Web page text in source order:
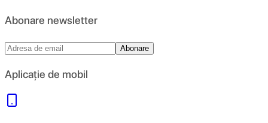
Abonare newsletter
Abonare
Aplicație de mobil